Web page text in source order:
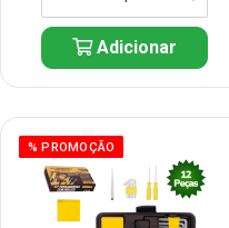
Adicionar
% PROMOÇÃO